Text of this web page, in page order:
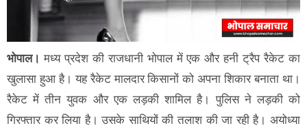
भोपाल। मध्य प्रदेश की राजधानी भोपाल में एक और हनी ट्रैप रैकेट का
खुलासा हुआ है। यह रैकेट मालदार किसानों को अपना शिकार बनाता था।
रैकेट में तीन युवक और एक लड़की शामिल है। पुलिस ने लड़की को
गिरफ्तार कर लिया है। उसके साथियों की तलाश की जा रही है। अयोध्या